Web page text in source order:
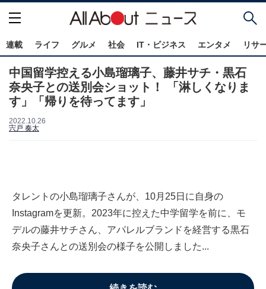
連載 ライフ グルメ 社会 IT・ビジネス エンタメ リサ
中国留学控える小島瑠璃子、藤井サチ・黒石
奈央子との送別会ショット！ 「淋しくなりま
す」「帰りを待ってます」
2022.10.26
宍戸 奏太
タレントの小島瑠璃子さんが、10月25日に自身の
Instagramを更新。2023年に控えた中学留学を前に、モ
デルの藤井サチさん、アパレルブランドを経営する黒石
奈央子さんとの送別会の様子を公開しました...